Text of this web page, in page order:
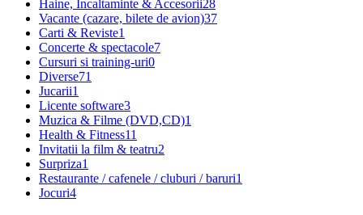
Haine, Incaltaminte & Accesorii28
Vacante (cazare, bilete de avion)37
Carti & Reviste1
Concerte & spectacole7
Cursuri si training-uri0
Diverse71
Jucarii1
Licente software3
Muzica & Filme (DVD,CD)1
Health & Fitness11
Invitatii la film & teatru2
Surpriza1
Restaurante / cafenele / cluburi / baruri1
Jocuri4